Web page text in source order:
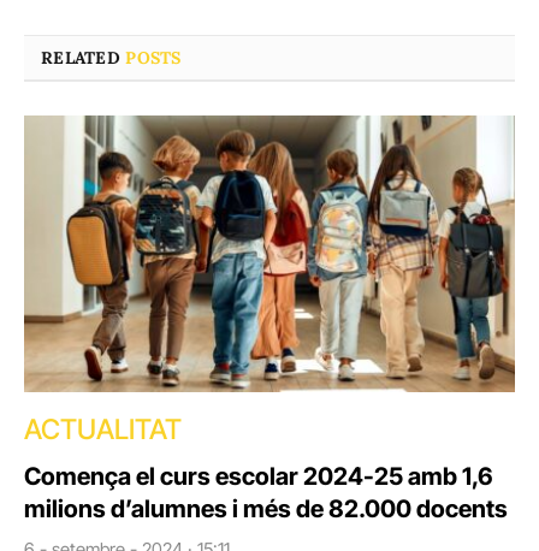
RELATEDPOSTS
ACTUALITAT
Comença el curs escolar 2024-25 amb 1,6
milions d’alumnes i més de 82.000 docents